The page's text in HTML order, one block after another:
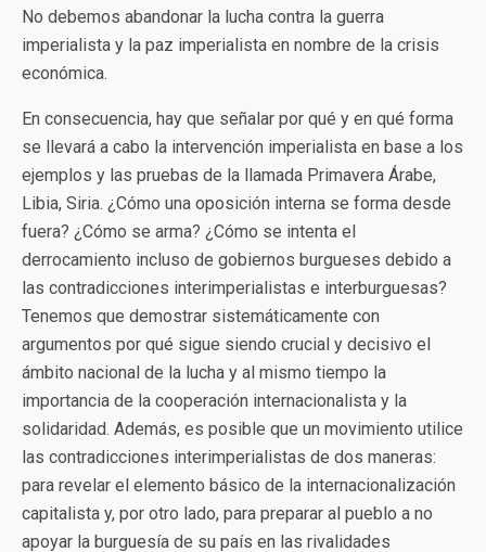
No debemos abandonar la lucha contra la guerra
imperialista y la paz imperialista en nombre de la crisis
económica.
En consecuencia, hay que señalar por qué y en qué forma
se llevará a cabo la intervención imperialista en base a los
ejemplos y las pruebas de la llamada Primavera Árabe,
Libia, Siria. ¿Cómo una oposición interna se forma desde
fuera? ¿Cómo se arma? ¿Cómo se intenta el
derrocamiento incluso de gobiernos burgueses debido a
las contradicciones interimperialistas e interburguesas?
Tenemos que demostrar sistemáticamente con
argumentos por qué sigue siendo crucial y decisivo el
ámbito nacional de la lucha y al mismo tiempo la
importancia de la cooperación internacionalista y la
solidaridad. Además, es posible que un movimiento utilice
las contradicciones interimperialistas de dos maneras:
para revelar el elemento básico de la internacionalización
capitalista y, por otro lado, para preparar al pueblo a no
apoyar la burguesía de su país en las rivalidades